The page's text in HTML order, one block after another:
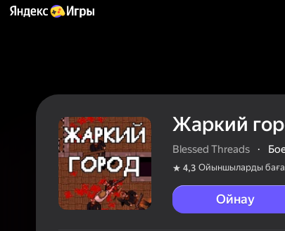
Жаркий
Blessed Threads ·
4,3 Ойыншыларды
Ойнау